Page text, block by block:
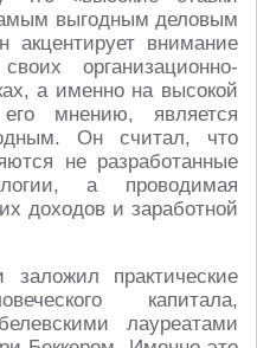
выгодным деловым
акцентирует внимание
организационно-
а именно на высокой
мнению, является
Он считал, что
не разработанные
а проводимая
доходов и заработной
практические
капитала,
лауреатами